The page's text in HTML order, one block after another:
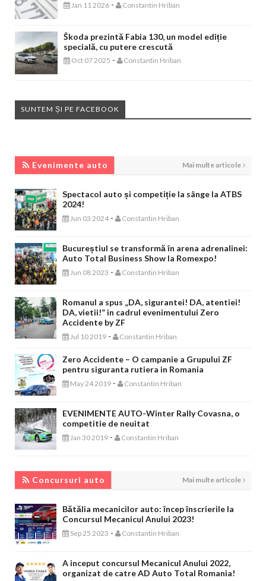
Jan 11 2026 - Constantin Hriban
Škoda prezintă Fabia 130, un model ediție
specială, cu putere crescută
Oct 07 2025 - Constantin Hriban
SUNTEM ȘI PE FACEBOOK
Evenimente auto Mai multe articole
Spectacol auto și competiție la sânge la ATBS
2024!
Jun 03 2024 - Constantin Hriban
Bucureștiul se transformă în arena adrenalinei:
Auto Total Business Show la Romexpo!
Jun 08 2023 - Constantin Hriban
Romanul a spus „DA, sigurantei! DA, atentiei!
DA, vietii!” in cadrul evenimentului Zero
Accidente by ZF
Jul 10 2019 - Constantin Hriban
Zero Accidente – O campanie a Grupului ZF
pentru siguranta rutiera in Romania
May 24 2019 - Constantin Hriban
EVENIMENTE AUTO-Winter Rally Covasna, o
competitie de neuitat
Jan 30 2019 - Constantin Hriban
Concursuri auto Mai multe articole
Bătălia mecanicilor auto: încep înscrierile la
Concursul Mecanicul Anului 2023!
Sep 25 2023 - Constantin Hriban
A inceput concursul Mecanicul Anului 2022,
organizat de catre AD Auto Total Romania!